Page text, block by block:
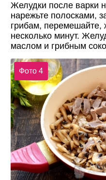
Желудки после варки
нарежьте полосками,
грибам, перемешайте,
несколько минут.
маслом и грибным
Фото 4